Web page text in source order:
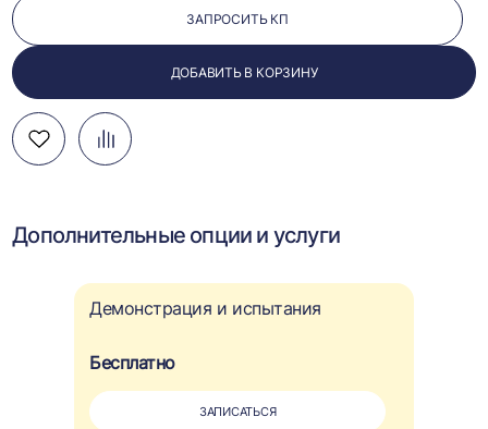
ЗАПРОСИТЬ КП
ДОБАВИТЬ В КОРЗИНУ
Добавить
в
Добавить
в
Перейти
к
Дополнительные опции и услуги
Демонстрация и испытания
Бесплатно
ЗАПИСАТЬСЯ